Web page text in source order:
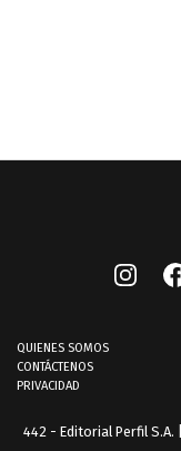
QUIENES SOMOS
CONTÁCTENOS
PRIVACIDAD
442 - Editorial Perfil S.A.